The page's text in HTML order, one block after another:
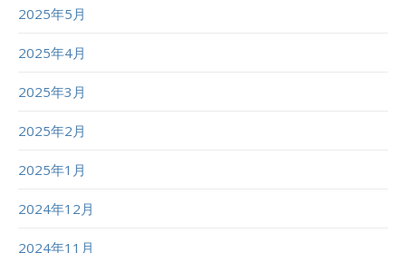
2025年5月
2025年4月
2025年3月
2025年2月
2025年1月
2024年12月
2024年11月